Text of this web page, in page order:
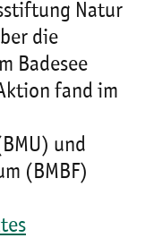
Natur
die
Badesee
fand im
und
(BMBF)